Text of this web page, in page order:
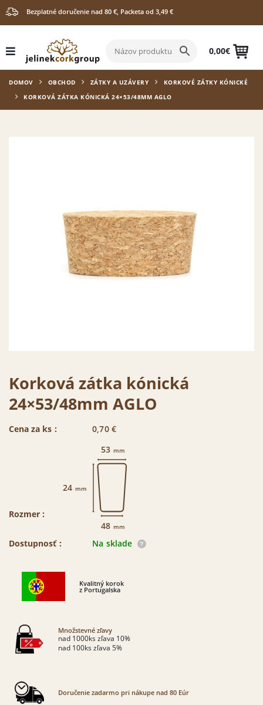
Bezplatné doručenie nad 80 €, Packeta od 3,49 €
0,00€
DOMOV OBCHOD ZÁTKY A UZÁVERY
KORKOVÉ ZÁTKY KÓNICKÉ
KORKOVÁ ZÁTKA KÓNICKÁ 24×53/48MM AGLO
Korková zátka kónická
24×53/48mm AGLO
Cena za ks : 0,70 €
Rozmer :
53 mm
24 mm
48 mm
Dostupnosť : Na sklade
Kvalitný korok
z Portugalska
Množstevné zľavy
nad 1000ks zľava 10%
nad 100ks zľava 5%
Doručenie zadarmo pri nákupe nad 80 Eúr